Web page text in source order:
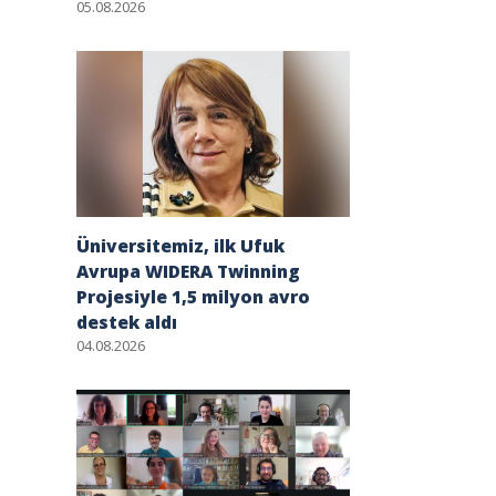
05.08.2026
Üniversitemiz, ilk Ufuk
Avrupa WIDERA Twinning
Projesiyle 1,5 milyon avro
destek aldı
04.08.2026